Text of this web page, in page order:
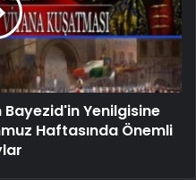
Yenilgisine
Haftasında Önemli